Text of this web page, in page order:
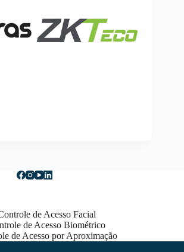
de Acesso Facial
de Acesso Biométrico
de Acesso por Aproximação